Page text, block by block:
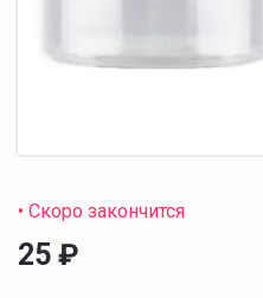
• Скоро закончится
25 ₽